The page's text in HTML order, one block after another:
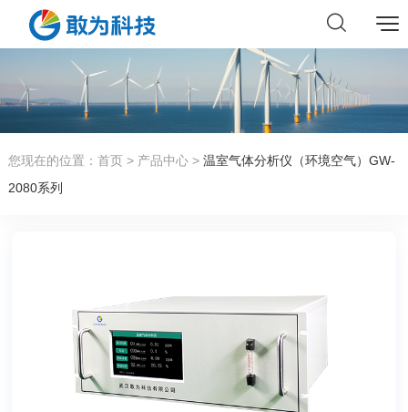
您现在的位置： 首页> 产品中心> 温室气体分析仪（环境空气）GW-
2080系列